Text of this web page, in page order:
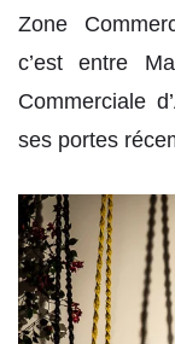
Zone
c’est entre
Commerciale
ses portes